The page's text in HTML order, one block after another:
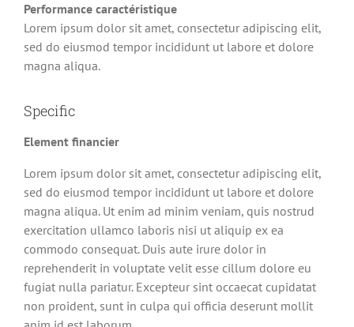
Performance caractéristique
Lorem ipsum dolor sit amet, consectetur adipiscing elit,
sed do eiusmod tempor incididunt ut labore et dolore
magna aliqua.
Specific
Element financier
Lorem ipsum dolor sit amet, consectetur adipiscing elit,
sed do eiusmod tempor incididunt ut labore et dolore
magna aliqua. Ut enim ad minim veniam, quis nostrud
exercitation ullamco laboris nisi ut aliquip ex ea
commodo consequat. Duis aute irure dolor in
reprehenderit in voluptate velit esse cillum dolore eu
fugiat nulla pariatur. Excepteur sint occaecat cupidatat
non proident, sunt in culpa qui officia deserunt mollit